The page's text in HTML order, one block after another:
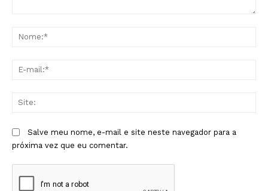
Salve meu nome, e-mail e site neste navegador para a
próxima vez que eu comentar.